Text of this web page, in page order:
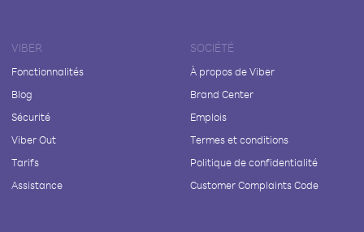
VIBER
Fonctionnalités
Blog
Sécurité
Viber Out
Tarifs
Assistance
SOCIÉTÉ
À propos de Viber
Brand Center
Emplois
Termes et conditions
Politique de confidentialité
Customer Complaints Code